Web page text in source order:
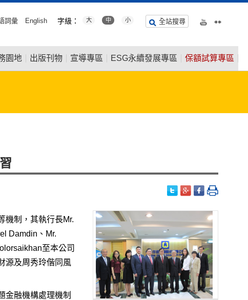
詞彙 English 字級： 大 中 小 全站搜尋
園地 出版刊物 宣導專區 ESG永續發展專區 保額試算專區
機制，其執行長Mr.
Damdin、Mr.
至本公司
源及周秀玲偕同風
金融機構處理機制